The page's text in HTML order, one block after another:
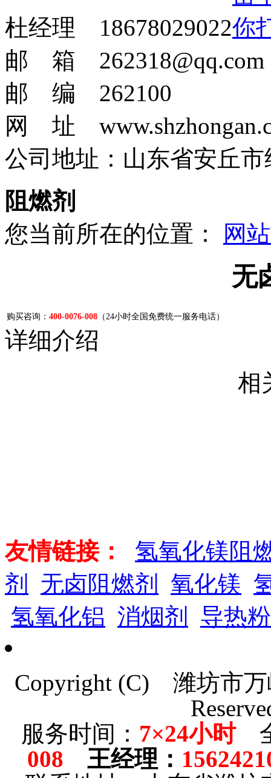
杜经理 18678029022
邮 箱 262318@qq.com
邮 编 262100
网 址
公司地址：山东省安丘
阻燃剂
您当前所在的位置：
网
无
购买咨询： 400-0076-008 （24小时全国免费统一服务电话）
详细介绍
相
友情链接：
氢氧化镁阻
剂
无卤阻燃剂 氧化镁
氢氧化铝 消烟剂 导热粉
Copyright (C) 潍坊市
服务时间： 7×24小时全
008 王经理 ：